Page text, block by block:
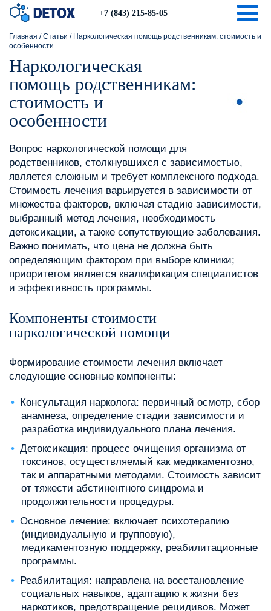
+7 (843) 215-85-05
Главная /Статьи / Наркологическая помощь родственникам: стоимость и
особенности
Наркологическая
помощь родственникам:
стоимость и
особенности
Вопрос наркологической помощи для
родственников, столкнувшихся с зависимостью,
является сложным и требует комплексного подхода.
Стоимость лечения варьируется в зависимости от
множества факторов, включая стадию зависимости,
выбранный метод лечения, необходимость
детоксикации, а также сопутствующие заболевания.
Важно понимать, что цена не должна быть
определяющим фактором при выборе клиники;
приоритетом является квалификация специалистов
и эффективность программы.
Компоненты стоимости
наркологической помощи
Формирование стоимости лечения включает
следующие основные компоненты:
Консультация нарколога: первичный осмотр, сбор
анамнеза, определение стадии зависимости и
разработка индивидуального плана лечения.
Детоксикация: процесс очищения организма от
токсинов, осуществляемый как медикаментозно,
так и аппаратными методами. Стоимость зависит
от тяжести абстинентного синдрома и
продолжительности процедуры.
Основное лечение: включает психотерапию
(индивидуальную и групповую),
медикаментозную поддержку, реабилитационные
программы.
Реабилитация: направлена на восстановление
социальных навыков, адаптацию к жизни без
наркотиков, предотвращение рецидивов. Может